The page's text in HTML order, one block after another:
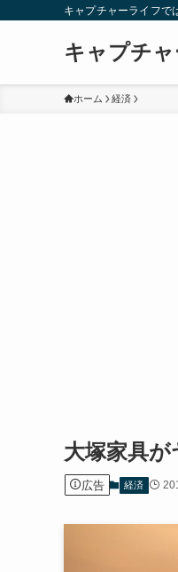
キャプチャーライフで
キャプチ
ホーム 経済
大塚家具
広告 経済